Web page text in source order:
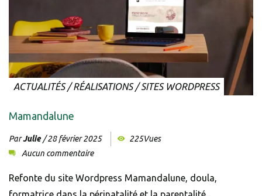
Veuillez saisir les caractères affichés dans le
Don't show this popup again
ACTUALITÉS/RÉALISATIONS/SITES WORDPRESS
Mamandalune
ParJulie /28 février 2025
225Vues
Aucun commentaire
Refonte du site Wordpress Mamandalune, doula,